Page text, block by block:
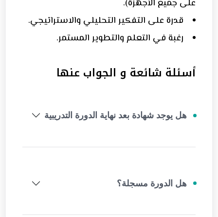
على جميع الأجهزة).
قدرة على التفكير التحليلي والاستراتيجي.
رغبة في التعلم والتطوير المستمر.
أسئلة شائعة و الجواب عنها
هل يوجد شهادة بعد نهاية الدورة التدريبية
هل الدورة مسجلة؟